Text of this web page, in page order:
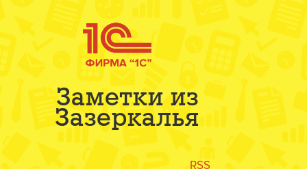
Заметки из
Зазеркалья
RSS